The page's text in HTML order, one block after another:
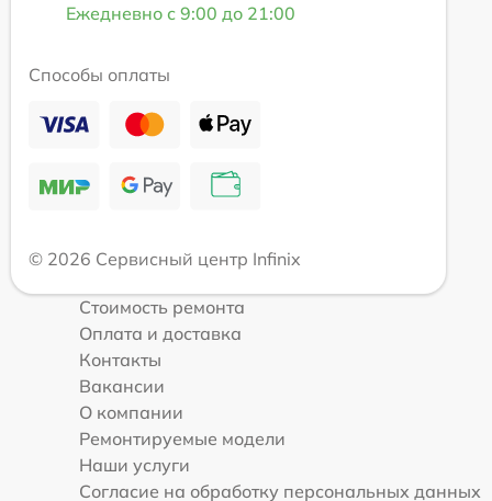
Ежедневно с 9:00 до 21:00
Способы оплаты
© 2026 Сервисный центр Infinix
Стоимость ремонта
Оплата и доставка
Контакты
Вакансии
О компании
Ремонтируемые модели
Наши услуги
Согласие на обработку персональных данных